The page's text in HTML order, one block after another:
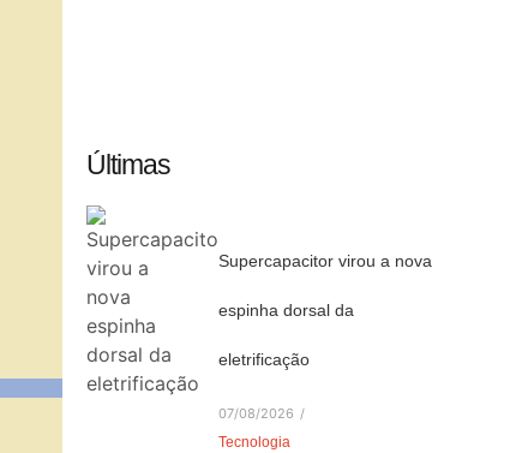
Últimas
Supercapacitor virou a nova
espinha dorsal da
eletrificação
07/08/2026 /
Tecnologia